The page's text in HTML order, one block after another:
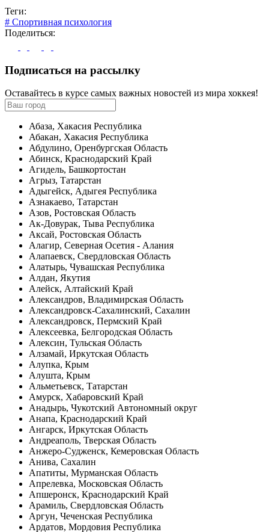
Теги:
# Спортивная психология
Поделиться:
Подписаться на рассылку
Оставайтесь в курсе самых важных новостей из мира хоккея!
Абаза, Хакасия Республика
Абакан, Хакасия Республика
Абдулино, Оренбургская Область
Абинск, Краснодарский Край
Агидель, Башкортостан
Агрыз, Татарстан
Адыгейск, Адыгея Республика
Азнакаево, Татарстан
Азов, Ростовская Область
Ак-Довурак, Тыва Республика
Аксай, Ростовская Область
Алагир, Северная Осетия - Алания
Алапаевск, Свердловская Область
Алатырь, Чувашская Республика
Алдан, Якутия
Алейск, Алтайский Край
Александров, Владимирская Область
Александровск-Сахалинский, Сахалин
Александровск, Пермский Край
Алексеевка, Белгородская Область
Алексин, Тульская Область
Алзамай, Иркутская Область
Алупка, Крым
Алушта, Крым
Альметьевск, Татарстан
Амурск, Хабаровский Край
Анадырь, Чукотский Автономный округ
Анапа, Краснодарский Край
Ангарск, Иркутская Область
Андреаполь, Тверская Область
Анжеро-Судженск, Кемеровская Область
Анива, Сахалин
Апатиты, Мурманская Область
Апрелевка, Московская Область
Апшеронск, Краснодарский Край
Арамиль, Свердловская Область
Аргун, Чеченская Республика
Ардатов, Мордовия Республика